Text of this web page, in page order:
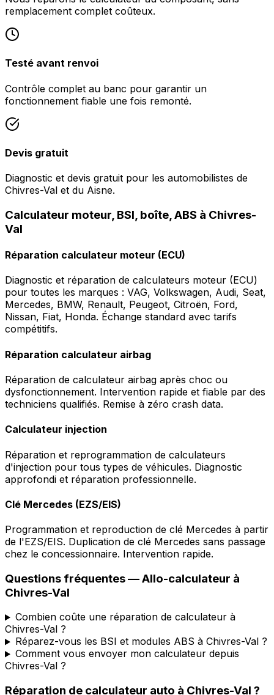
remplacement complet coûteux.
Testé avant renvoi
Contrôle complet au banc pour garantir un
fonctionnement fiable une fois remonté.
Devis gratuit
Diagnostic et devis gratuit pour les automobilistes de
Chivres-Val et du Aisne.
Calculateur moteur, BSI, boîte, ABS à Chivres-
Val
Réparation calculateur moteur (ECU)
Diagnostic et réparation de calculateurs moteur (ECU)
pour toutes les marques : VAG, Volkswagen, Audi, Seat,
Mercedes, BMW, Renault, Peugeot, Citroën, Ford,
Nissan, Fiat, Honda. Échange standard avec tarifs
compétitifs.
Réparation calculateur airbag
Réparation de calculateur airbag après choc ou
dysfonctionnement. Intervention rapide et fiable par des
techniciens qualifiés. Remise à zéro crash data.
Calculateur injection
Réparation et reprogrammation de calculateurs
d'injection pour tous types de véhicules. Diagnostic
approfondi et réparation professionnelle.
Clé Mercedes (EZS/EIS)
Programmation et reproduction de clé Mercedes à partir
de l'EZS/EIS. Duplication de clé Mercedes sans passage
chez le concessionnaire. Intervention rapide.
Questions fréquentes —Allo-calculateur à
Chivres-Val
Combien coûte une réparation de calculateur à
Chivres-Val ?
Réparez-vous les BSI et modules ABS à Chivres-Val ?
Comment vous envoyer mon calculateur depuis
Chivres-Val ?
Réparation de calculateur auto à Chivres-Val ?